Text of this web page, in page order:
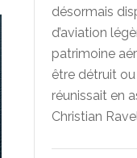
désormais
d’aviation
patrimoine
être détruit ou
réunissait en
Christian